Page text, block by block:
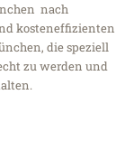
nach
kosteneffizienten
die speziell
zu werden und